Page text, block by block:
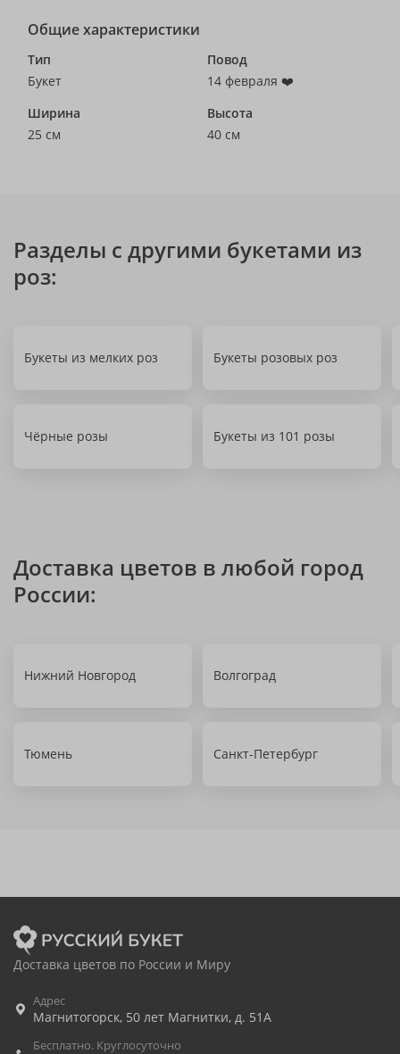
Общие характеристики
Тип
Букет
Повод
14 февраля ❤️
Ширина
25 см
Высота
40 см
Разделы с другими букетами из
роз:
Букеты из мелких роз Букеты розовых роз
Чёрные розы Букеты из 101 розы
Доставка цветов в любой город
России:
Нижний Новгород Волгоград
Тюмень Санкт-Петербург
Доставка цветов по России и Миру
Адрес
Магнитогорск, 50 лет Магнитки, д. 51А
Бесплатно. Круглосуточно